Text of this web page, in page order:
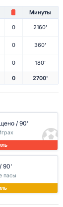
Минуты
0 2160'
0
360'
0 180'
0 2700'
/ 90'
90'
пасы